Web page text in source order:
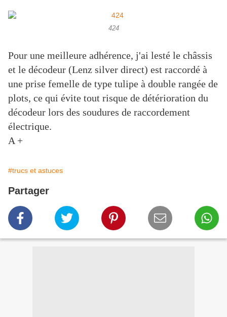
424
Pour une meilleure adhérence, j'ai lesté le châssis
et le décodeur (Lenz silver direct) est raccordé à
une prise femelle de type tulipe à double rangée de
plots, ce qui évite tout risque de détérioration du
décodeur lors des soudures de raccordement
électrique.
A +
#trucs et astuces
Partager